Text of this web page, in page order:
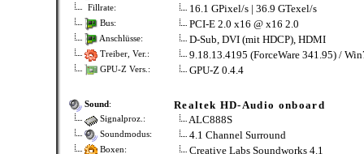
Fillrate: 16.1 GPixel/s | 36.9 GTexel/s
Bus: PCI-E 2.0 x16 @ x16 2.0
Anschlüsse: D-Sub, DVI (mit HDCP), HDMI
Treiber, Ver.: 9.18.13.4195 (ForceWare 341.95) /
GPU-Z Vers.: GPU-Z 0.4.4
Sound: Realtek HD-Audio onboard
Signalproz.: ALC888S
Soundmodus: 4.1 Channel Surround
Boxen: Creative Labs Soundworks 4.1